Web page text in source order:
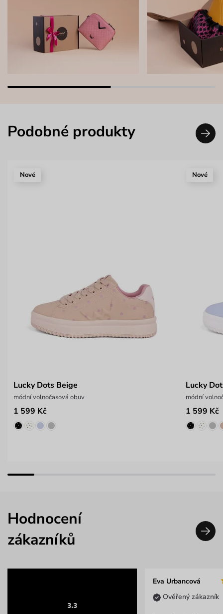
Podobné produkty
Nové
Lucky Dots Beige
módní volnočasová obuv
1 599 Kč
Nové
Lucky
módní
1 599 Kč
Hodnocení
zákazníků
3.3
Eva Urbancová
Ověřený zákazník